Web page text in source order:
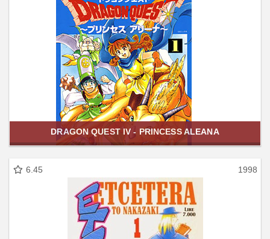
DRAGON QUEST IV - PRINCESS ALEANA
6.45 1998